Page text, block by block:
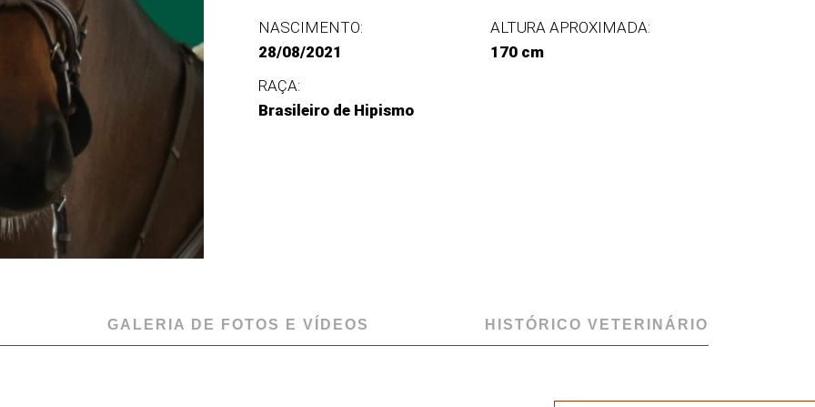
NASCIMENTO:
28/08/2021
ALTURA APROXIMADA:
170 cm
RAÇA:
Brasileiro de Hipismo
GALERIA DE FOTOS E VÍDEOS HISTÓRICO VETERINÁRIO